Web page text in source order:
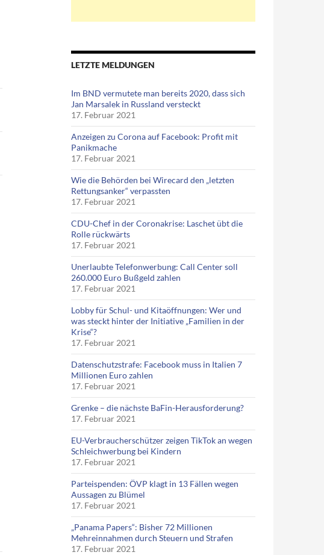
LETZTE MELDUNGEN
Im BND vermutete man bereits 2020, dass sich
Jan Marsalek in Russland versteckt
17. Februar 2021
Anzeigen zu Corona auf Facebook: Profit mit
Panikmache
17. Februar 2021
Wie die Behörden bei Wirecard den „letzten
Rettungsanker“ verpassten
17. Februar 2021
CDU-Chef in der Coronakrise: Laschet übt die
Rolle rückwärts
17. Februar 2021
Unerlaubte Telefonwerbung: Call Center soll
260.000 Euro Bußgeld zahlen
17. Februar 2021
Lobby für Schul- und Kitaöffnungen: Wer und
was steckt hinter der Initiative „Familien in der
Krise“?
17. Februar 2021
Datenschutzstrafe: Facebook muss in Italien 7
Millionen Euro zahlen
17. Februar 2021
Grenke – die nächste BaFin-Herausforderung?
17. Februar 2021
EU-Verbraucherschützer zeigen TikTok an wegen
Schleichwerbung bei Kindern
17. Februar 2021
Parteispenden: ÖVP klagt in 13 Fällen wegen
Aussagen zu Blümel
17. Februar 2021
„Panama Papers“: Bisher 72 Millionen
Mehreinnahmen durch Steuern und Strafen
17. Februar 2021